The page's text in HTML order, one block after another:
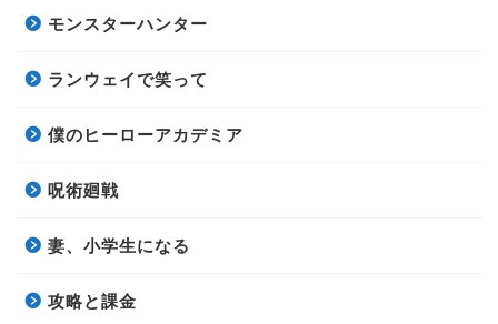
モンスターハンター
ランウェイで笑って
僕のヒーローアカデミア
呪術廻戦
妻、小学生になる
攻略と課金